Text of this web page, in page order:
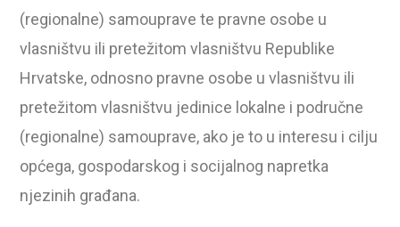
(regionalne) samouprave te pravne osobe u
vlasništvu ili pretežitom vlasništvu Republike
Hrvatske, odnosno pravne osobe u vlasništvu ili
pretežitom vlasništvu jedinice lokalne i područne
(regionalne) samouprave, ako je to u interesu i cilju
općega, gospodarskog i socijalnog napretka
njezinih građana.